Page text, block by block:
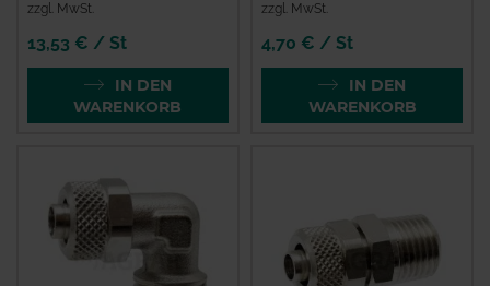
zzgl. MwSt.
13,53 € / St
IN DEN
WARENKORB
zzgl. MwSt.
4,70 € / St
IN DEN
WARENKORB